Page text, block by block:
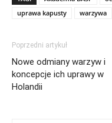
uprawa kapusty
warzywa
Poprzedni artykuł
Nowe odmiany warzyw i
koncepcje ich uprawy w
Holandii